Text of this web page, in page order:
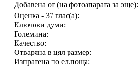
Добавена от (на фотоапарата за още):
Оценка - 37 глас(а):
Ключови думи:
Големина:
Качество:
Отваряна в цял размер:
Изпратена по ел.поща: